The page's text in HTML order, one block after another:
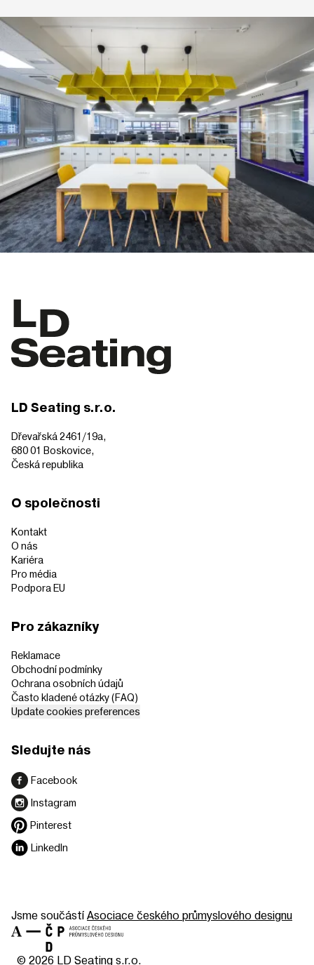
LD Seating s.r.o.
Dřevařská 2461/19a,
680 01 Boskovice,
Česká republika
O společnosti
Kontakt
O nás
Kariéra
Pro média
Podpora EU
Pro zákazníky
Reklamace
Obchodní podmínky
Ochrana osobních údajů
Často kladené otázky (FAQ)
Update cookies preferences
Sledujte nás
Facebook
Instagram
Pinterest
LinkedIn
Jsme součástíAsociace českého průmyslového designu
© 2026 LD Seating s.r.o.